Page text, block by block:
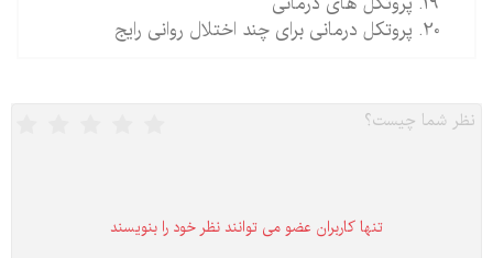
پروتکل درمانی برای چند اختلال روانی رایج
تنها كاربران عضو می توانند نظر خود را بنویسند